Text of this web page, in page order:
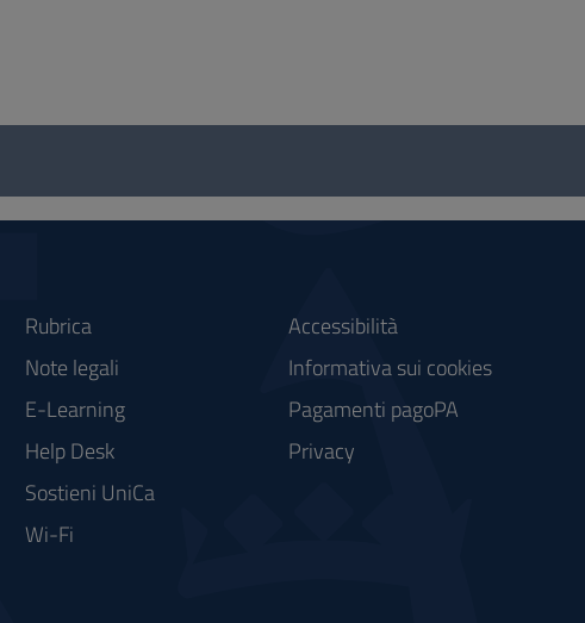
Rubrica
Note legali
E-Learning
Help Desk
Sostieni UniCa
Wi-Fi
Accessibilità
Informativa sui cookies
Pagamenti pagoPA
Privacy